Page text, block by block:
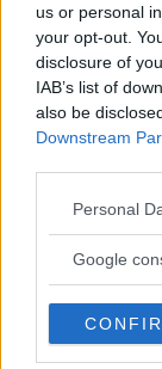
us or personal
your opt-out.
disclosure of
IAB’s list of
also be
Downstream
Please note
not limited to
use your data
consent section.
Personal
Google